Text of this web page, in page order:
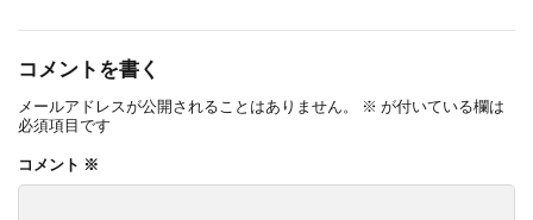
コメントを書く
メールアドレスが公開されることはありません。 ※ が付いている欄は
必須項目です
コメント ※